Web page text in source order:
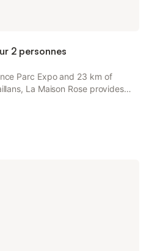
2 personnes
Parc Expo and 23 km of
La Maison Rose provides
This bed and breakfast
and free private parking.